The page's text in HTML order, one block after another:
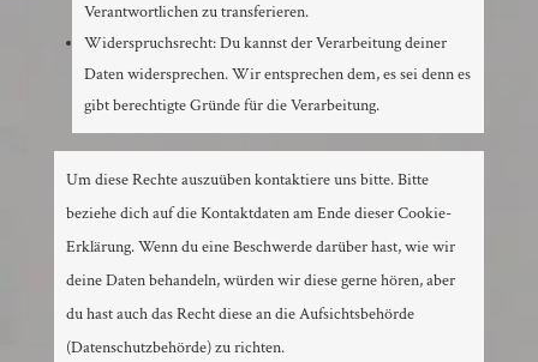
Verantwortlichen zu transferieren.
Widerspruchsrecht: Du kannst der Verarbeitung deiner
Daten widersprechen. Wir entsprechen dem, es sei denn es
gibt berechtigte Gründe für die Verarbeitung.
Um diese Rechte auszuüben kontaktiere uns bitte. Bitte
beziehe dich auf die Kontaktdaten am Ende dieser Cookie-
Erklärung. Wenn du eine Beschwerde darüber hast, wie wir
deine Daten behandeln, würden wir diese gerne hören, aber
du hast auch das Recht diese an die Aufsichtsbehörde
(Datenschutzbehörde) zu richten.